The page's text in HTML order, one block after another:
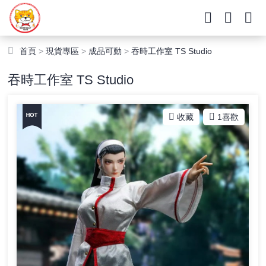
首頁 >現貨專區 > 成品可動 >吞時工作室 TS Studio
吞時工作室 TS Studio
收藏 1喜歡